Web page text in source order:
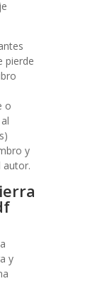
pierde
o
y
autor.
y